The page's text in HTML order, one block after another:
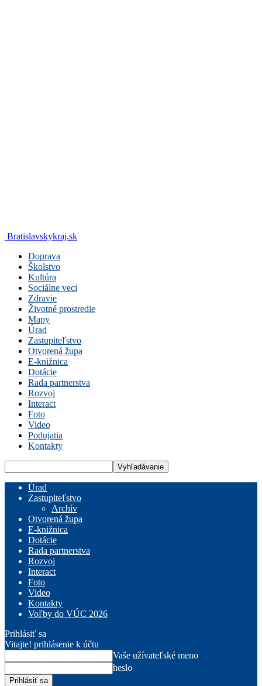
Bratislavskykraj.sk
Doprava
Školstvo
Kultúra
Sociálne veci
Zdravie
Životné prostredie
Mapy
Úrad
Zastupiteľstvo
Otvorená župa
E-knižnica
Dotácie
Rada partnerstva
Rozvoj
Interact
Foto
Video
Podujatia
Kontakty
Úrad
Zastupiteľstvo
Archív
Otvorená župa
E-knižnica
Dotácie
Rada partnerstva
Rozvoj
Interact
Foto
Video
Kontakty
Voľby do VÚC 2026
Prihlásiť sa
Vitajte! prihlásenie k účtu
Vaše užívateľské meno
heslo